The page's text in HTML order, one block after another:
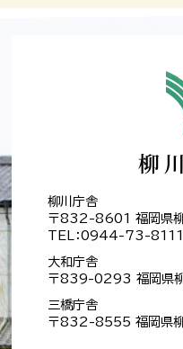
柳川庁舎
〒832-8601 福岡県
TEL：0944-73-
大和庁舎
〒839-0293 福岡県柳
三橋庁舎
〒832-8555 福岡県